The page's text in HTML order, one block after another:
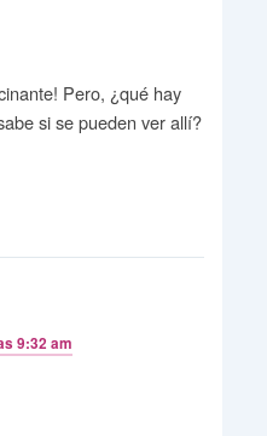
Pero, ¿qué hay
si se pueden ver allí?
9:32 am